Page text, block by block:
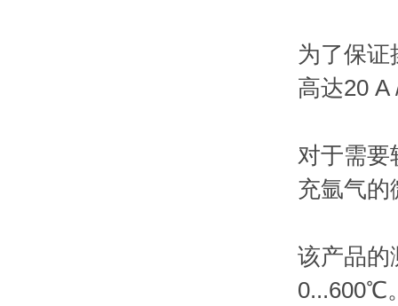
为了保证
高达20 A
对于需要
充氩气的
该产品的
0...600℃